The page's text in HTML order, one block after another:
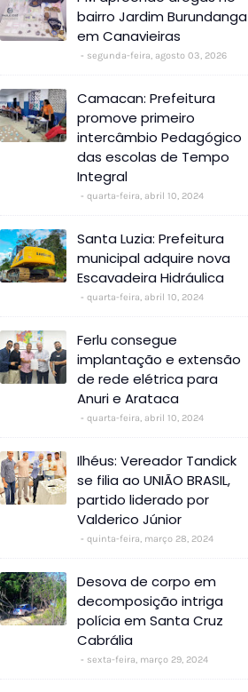
bairro Jardim Burundanga
em Canavieiras
segunda-feira, agosto 03, 2026
Camacan: Prefeitura
promove primeiro
intercâmbio Pedagógico
das escolas de Tempo
Integral
quarta-feira, abril 10, 2024
Santa Luzia: Prefeitura
municipal adquire nova
Escavadeira Hidráulica
quarta-feira, abril 10, 2024
Ferlu consegue
implantação e extensão
de rede elétrica para
Anuri e Arataca
quarta-feira, abril 10, 2024
Ilhéus: Vereador Tandick
se filia ao UNIÃO BRASIL,
partido liderado por
Valderico Júnior
quinta-feira, março 28, 2024
Desova de corpo em
decomposição intriga
polícia em Santa Cruz
Cabrália
sexta-feira, março 29, 2024